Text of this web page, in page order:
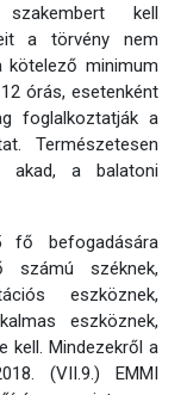
kell
a törvény nem
kötelező minimum
órás, esetenként
foglalkoztatják a
Természetesen
a balatoni
fő befogadására
számú széknek,
eszköznek,
eszköznek,
kell. Mindezekről a
(VII.9.) EMMI